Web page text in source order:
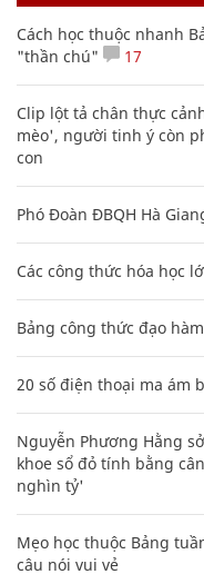
Cách học thuộc nhanh
"thần chú"
17
Clip lột tả chân thực
mèo', người tinh ý còn
con
Phó Đoàn ĐBQH Hà
Các công thức hóa học
Bảng công thức đạo
20 số điện thoại ma ám
Nguyễn Phương Hằng
khoe sổ đỏ tính bằng
nghìn tỷ'
Mẹo học thuộc Bảng
câu nói vui vẻ